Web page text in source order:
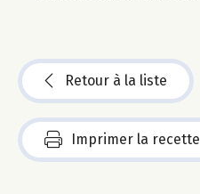
Retour à la liste
Imprimer la recette